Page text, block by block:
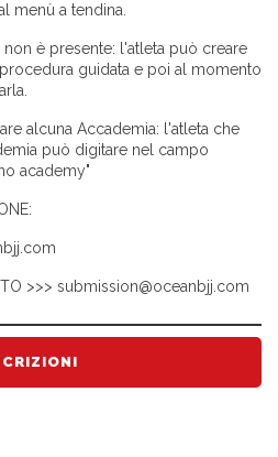
menù a tendina.
è presente: l'atleta può creare
guidata e poi al momento
alcuna Accademia: l'atleta che
può digitare nel campo
academy"
>>> submission@oceanbjj.com